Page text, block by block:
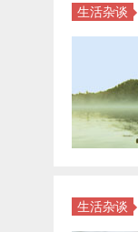
生活杂谈
生活杂谈